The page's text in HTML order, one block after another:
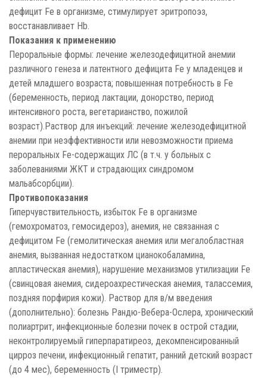
дефицит Fe в организме, стимулирует эритропоэз,
восстанавливает Hb.
Показания к применению
Пероральные формы: лечение железодефицитной анемии
различного генеза и латентного дефицита Fe у младенцев и
детей младшего возраста; повышенная потребность в Fe
(беременность, период лактации, донорство, период
интенсивного роста, вегетарианство, пожилой
возраст).Раствор для инъекций: лечение железодефицитной
анемии при неэффективности или невозможности приема
пероральных Fe-содержащих ЛС (в т.ч. у больных с
заболеваниями ЖКТ и страдающих синдромом
мальабсорбции).
Противопоказания
Гиперчувствительность, избыток Fe в организме
(гемохроматоз, гемосидероз), анемия, не связанная с
дефицитом Fe (гемолитическая анемия или мегалобластная
анемия, вызванная недостатком цианокобаламина,
апластическая анемия), нарушение механизмов утилизации Fe
(свинцовая анемия, сидероахрестическая анемия, талассемия,
поздняя порфирия кожи). Раствор для в/м введения
(дополнительно): болезнь Рандю-Вебера-Ослера, хронический
полиартрит, инфекционные болезни почек в острой стадии,
неконтролируемый гиперпаратиреоз, декомпенсированный
цирроз печени, инфекционный гепатит, ранний детский возраст
(до 4 мес), беременность (I триместр).